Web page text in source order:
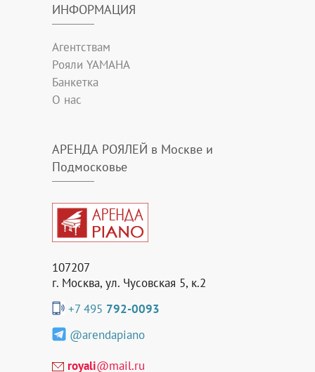
ИНФОРМАЦИЯ
Агентствам
Рояли YAMAHA
Банкетка
О нас
АРЕНДА РОЯЛЕЙ в Москве и
Подмосковье
107207
г. Москва, ул. Чусовская 5, к.2
+7 495 792-0093
@arendapiano
royali@mail.ru